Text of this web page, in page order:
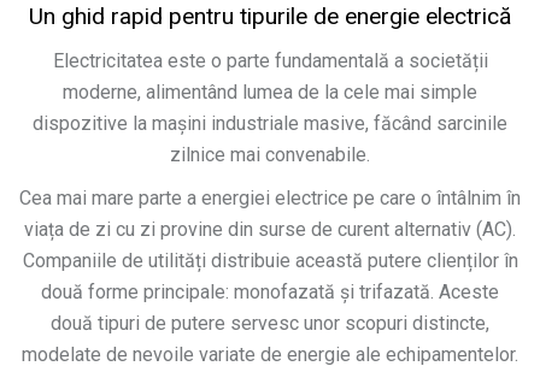
Un ghid rapid pentru tipurile de energie electrică
Electricitatea este o parte fundamentală a societății
moderne, alimentând lumea de la cele mai simple
dispozitive la mașini industriale masive, făcând sarcinile
zilnice mai convenabile.
Cea mai mare parte a energiei electrice pe care o întâlnim în
viața de zi cu zi provine din surse de curent alternativ (AC).
Companiile de utilități distribuie această putere clienților în
două forme principale: monofazată și trifazată. Aceste
două tipuri de putere servesc unor scopuri distincte,
modelate de nevoile variate de energie ale echipamentelor.